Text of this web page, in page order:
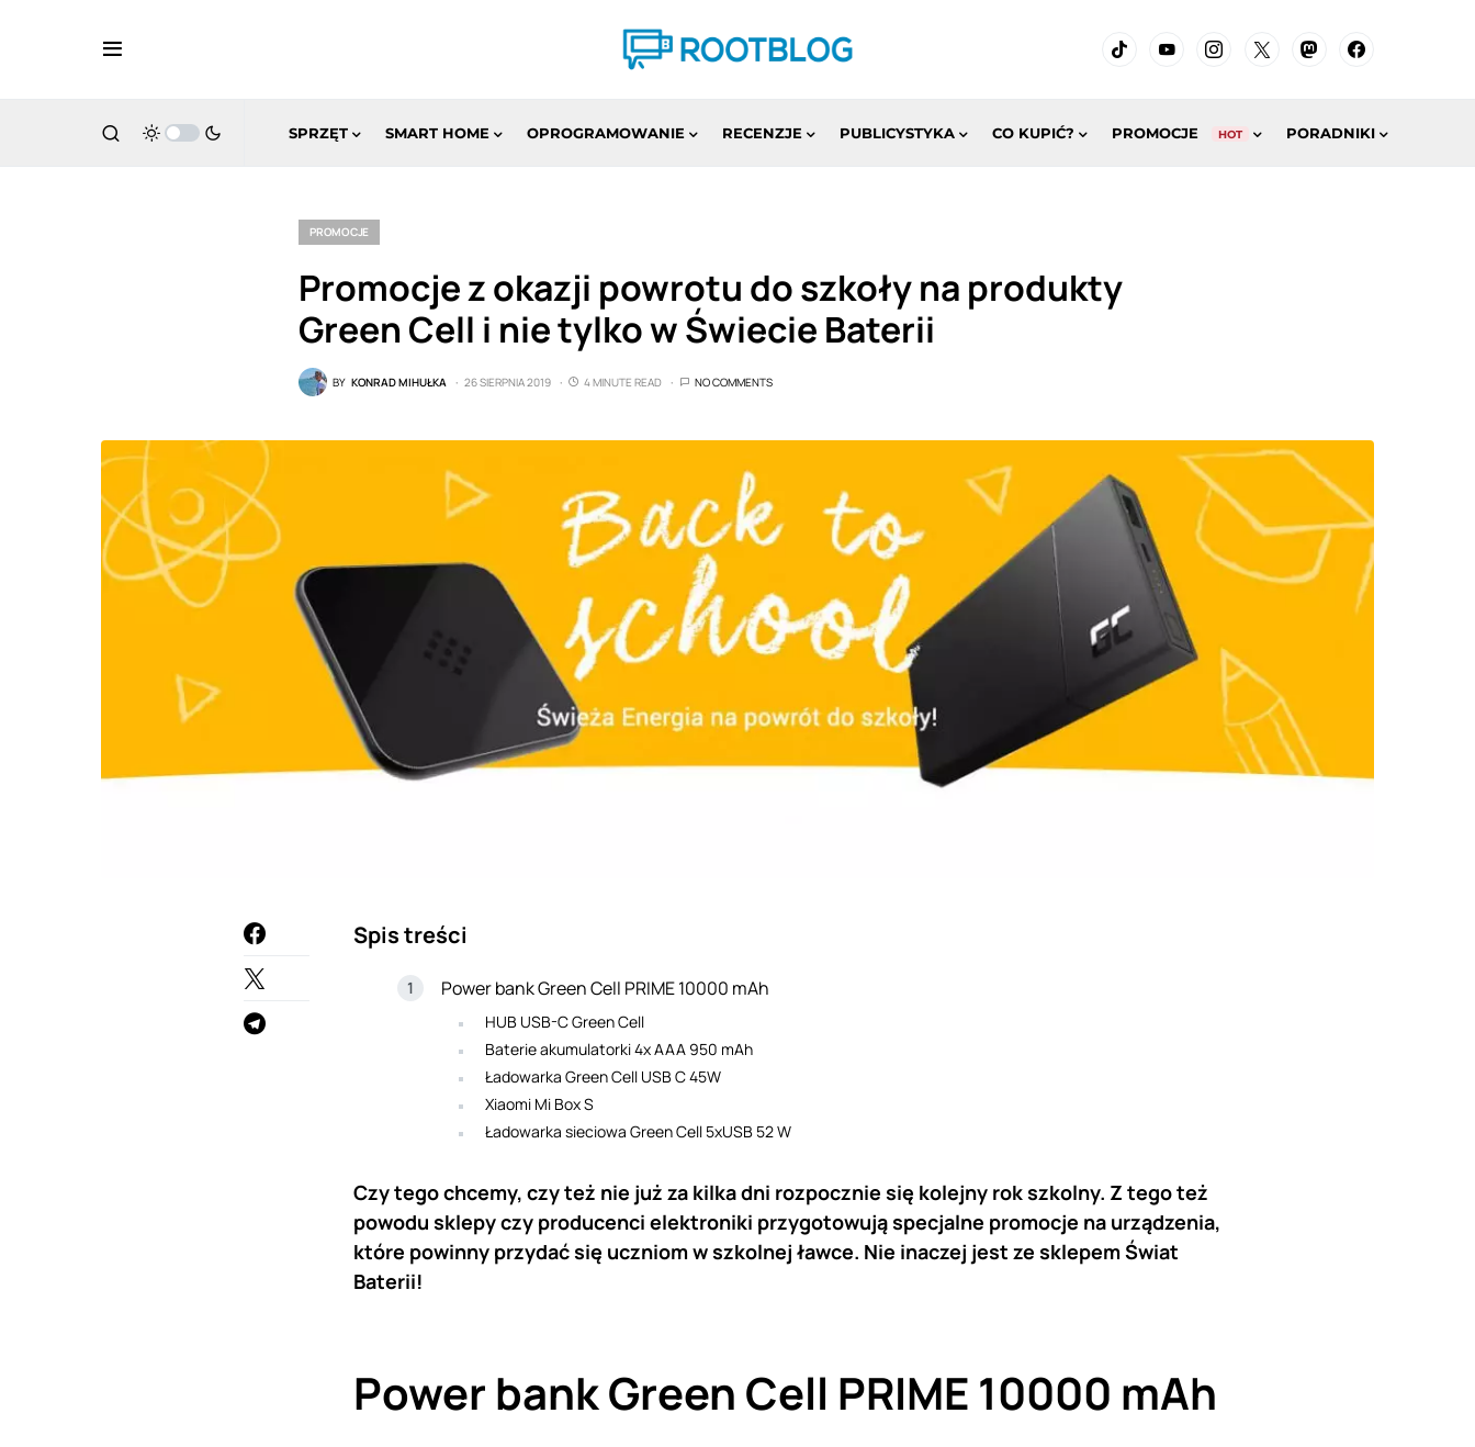
SPRZĘT SMART HOME OPROGRAMOWANIE RECENZJE PUBLICYSTYKA CO KUPIĆ? PROMOCJE HOT PORADNIKI
PROMOCJE
Promocje z okazji powrotu do szkoły na produkty
Green Cell i nie tylko w Świecie Baterii
BY KONRAD MIHUŁKA 26 SIERPNIA 2019 4 MINUTE READ NO COMMENTS
Spis treści
Power bank Green Cell PRIME 10000 mAh
HUB USB-C Green Cell
Baterie akumulatorki 4x AAA 950 mAh
Ładowarka Green Cell USB C 45W
Xiaomi Mi Box S
Ładowarka sieciowa Green Cell 5xUSB 52 W
Czy tego chcemy, czy też nie już za kilka dni rozpocznie się kolejny rok szkolny. Z tego też
powodu sklepy czy producenci elektroniki przygotowują specjalne promocje na urządzenia,
które powinny przydać się uczniom w szkolnej ławce. Nie inaczej jest ze sklepem Świat
Baterii!
Power bank Green Cell PRIME 10000 mAh